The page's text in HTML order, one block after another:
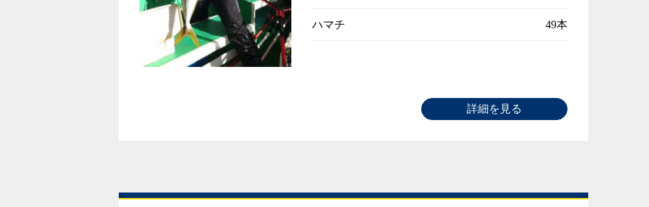
ハマチ 49本
詳細を見る